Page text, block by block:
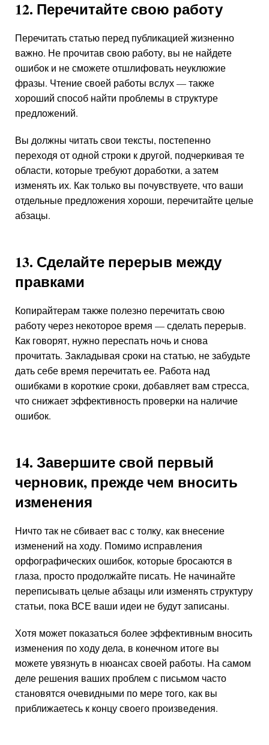
12. Перечитайте свою работу
Перечитать статью перед публикацией жизненно
важно. Не прочитав свою работу, вы не найдете
ошибок и не сможете отшлифовать неуклюжие
фразы. Чтение своей работы вслух — также
хороший способ найти проблемы в структуре
предложений.
Вы должны читать свои тексты, постепенно
переходя от одной строки к другой, подчеркивая те
области, которые требуют доработки, а затем
изменять их. Как только вы почувствуете, что ваши
отдельные предложения хороши, перечитайте целые
абзацы.
13. Сделайте перерыв между
правками
Копирайтерам также полезно перечитать свою
работу через некоторое время — сделать перерыв.
Как говорят, нужно переспать ночь и снова
прочитать. Закладывая сроки на статью, не забудьте
дать себе время перечитать ее. Работа над
ошибками в короткие сроки, добавляет вам стресса,
что снижает эффективность проверки на наличие
ошибок.
14. Завершите свой первый
черновик, прежде чем вносить
изменения
Ничто так не сбивает вас с толку, как внесение
изменений на ходу. Помимо исправления
орфографических ошибок, которые бросаются в
глаза, просто продолжайте писать. Не начинайте
переписывать целые абзацы или изменять структуру
статьи, пока ВСЕ ваши идеи не будут записаны.
Хотя может показаться более эффективным вносить
изменения по ходу дела, в конечном итоге вы
можете увязнуть в нюансах своей работы. На самом
деле решения ваших проблем с письмом часто
становятся очевидными по мере того, как вы
приближаетесь к концу своего произведения.